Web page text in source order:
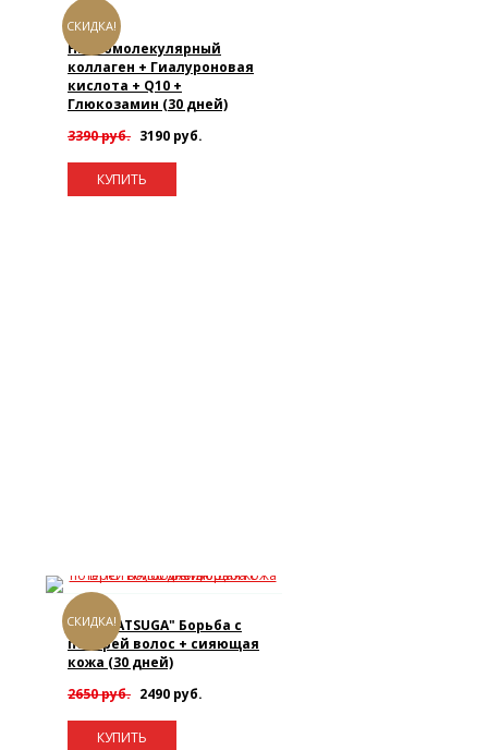
СКИДКА!
ASAHI
Низкомолекулярный
коллаген + Гиалуроновая
кислота + Q10 +
Глюкозамин (30 дней)
3390 руб. 3190 руб.
КУПИТЬ
СКИДКА!
DHC "HATSUGA" Борьба с
потерей волос + сияющая
кожа (30 дней)
2650 руб. 2490 руб.
КУПИТЬ